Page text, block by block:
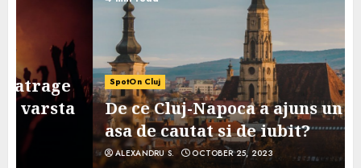
SpotOn Cluj
De ce Cluj-Napoca a ajuns un oras
asa de cautat si de iubit?
ALEXANDRU S. OCTOBER 25, 2023